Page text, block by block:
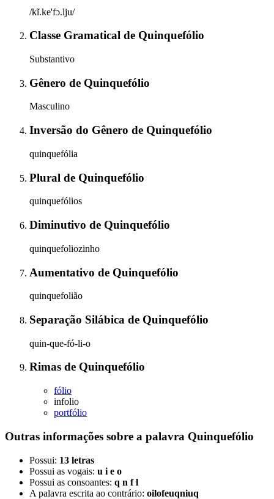
/kĩ.ke'fɔ.lju/
Classe Gramatical de Quinquefólio
Substantivo
Gênero de Quinquefólio
Masculino
Inversão do Gênero de Quinquefólio
quinquefólia
Plural de Quinquefólio
quinquefólios
Diminutivo de Quinquefólio
quinquefoliozinho
Aumentativo de Quinquefólio
quinquefolião
Separação Silábica de Quinquefólio
quin-que-fó-li-o
Rimas de Quinquefólio
fólio
infolio
portfólio
Outras informações sobre a palavra Quinquefólio
Possui: 13 letras
Possui as vogais: u i e o
Possui as consoantes: q n f l
A palavra escrita ao contrário: oilofeuqniuq